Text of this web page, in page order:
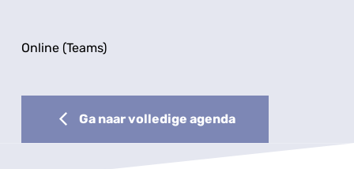
Online (Teams)
Ga naar volledige agenda